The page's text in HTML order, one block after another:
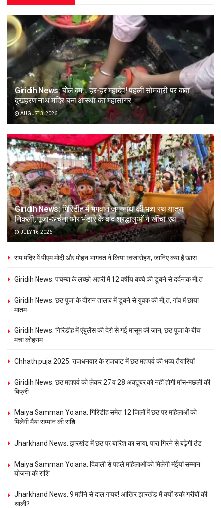
Giridih News: बोल बम… हर-हर महादेव! पहली सोमवारी पर बाबा
दुखहरण नाथ मंदिर बना आस्था का महासागर
AUGUST 3, 2026
Giridih News: गिरिडीह में भगवान जगन्नाथ की भव्य रथ यात्रा
निकली, पूजा-अर्चना और भंडारे के बाद श्रद्धालुओं ने खींचा रथ
JULY 16, 2026
राम मंदिर में पीएम मोदी और मोहन भागवत ने किया ध्वजारोहण, जानिए क्या है खास
Giridih News: पचम्बा के लच्छो अहरी में 12 वर्षीय बच्चे की डूबने से दर्दनाक मौ;त
Giridih News: छठ पूजा के दौरान तालाब में डूबने से युवक की मौ,त, गांव में छाया
मातम
Giridih News: गिरिडीह में एंबुलेंस की देरी से गई मासूम की जान, छठ पूजा के बीच
मचा कोहराम
Chhath puja 2025: राजधनवार के राजघाट में छठ महापर्व की भव्य तैयारियाँ
Giridih News: छठ महापर्व को लेकर 27 व 28 अक्टूबर को नहीं होगी मांस-मछली की
बिक्री
Maiya Samman Yojana: गिरिडीह समेत 12 जिलों में छठ पर महिलाओं को
मिलेगी मैया सम्मान की राशि
Jharkhand News: झारखंड में छठ पर बारिश का साया, पारा गिरने से बढ़ेगी ठंड
Maiya Samman Yojana: दिवाली से पहले महिलाओं को मिलेगी मंईयां सम्मान
योजना की राशि
Jharkhand News: 9 महीने से दाल गायब! आखिर झारखंड में क्यों रुकी गरीबों की
थाली?